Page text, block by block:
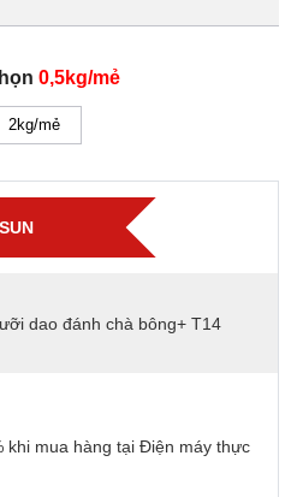
0,5kg/mẻ
2kg/mẻ
dao đánh chà bông+ T14
khi mua hàng tại Điện máy thực